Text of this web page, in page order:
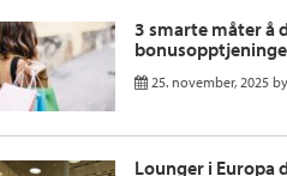
3 smarte måter å
25. november, 2025 by
Lounger i Europa